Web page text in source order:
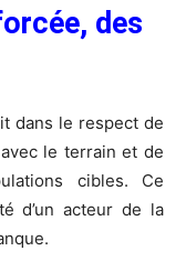
des
dans le respect de
le terrain et de
cibles. Ce
d’un acteur de la